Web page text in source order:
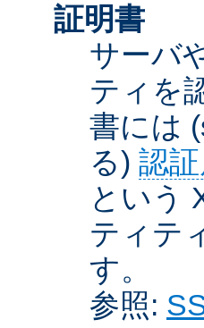
証明書
サーバ
ティを
書には
る) 認
という
ティテ
す。
参照: